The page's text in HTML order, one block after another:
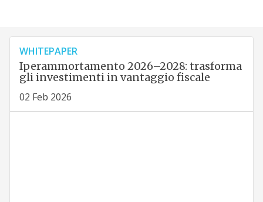
WHITEPAPER
Iperammortamento 2026–2028: trasforma
gli investimenti in vantaggio fiscale
02 Feb 2026